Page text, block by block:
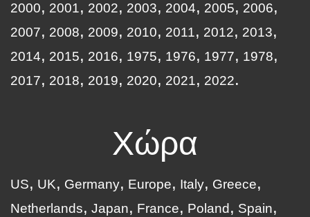
2000
2001 2002 2003 2004 2005
2006
2007
2008 2009 2010 2011 2012
2013
2014
2015 2016 1975 1976 1977
1978
2017
2018 2019 2020 2021 2022
Χώρα
US UK Germany Europe Italy
Greece
Netherlands
Japan France Poland
Spain